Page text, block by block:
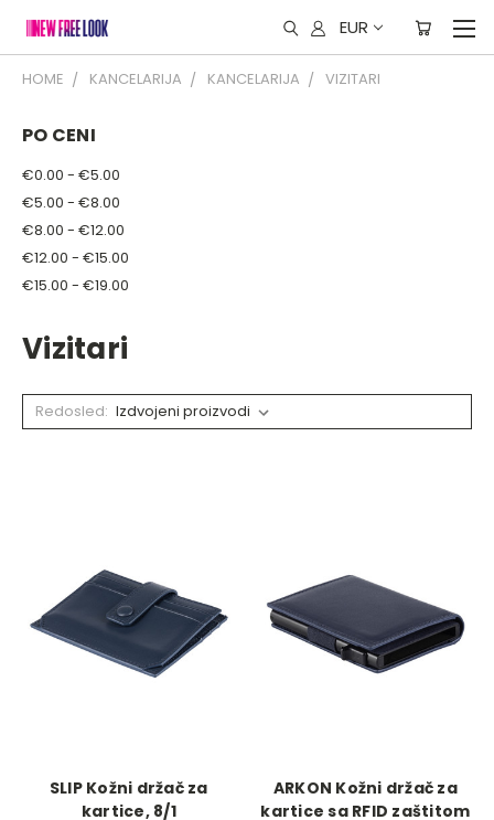
EUR
HOME KANCELARIJA KANCELARIJA VIZITARI
PO CENI
€0.00 - €5.00
€5.00 - €8.00
€8.00 - €12.00
€12.00 - €15.00
€15.00 - €19.00
Vizitari
Redosled:
SLIP Kožni držač za
kartice, 8/1
ARKON Kožni držač za
kartice sa RFID zaštitom